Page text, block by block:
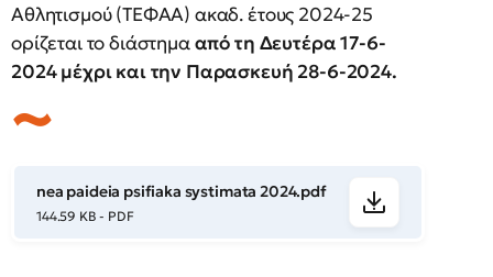
Αθλητισμού (ΤΕΦΑΑ) ακαδ. έτους 2024-25
ορίζεται το διάστημααπό τη Δευτέρα 17-6-
2024 μέχρι και την Παρασκευή 28-6-2024.
nea paideia psifiaka systimata 2024.pdf
144.59 KB - PDF